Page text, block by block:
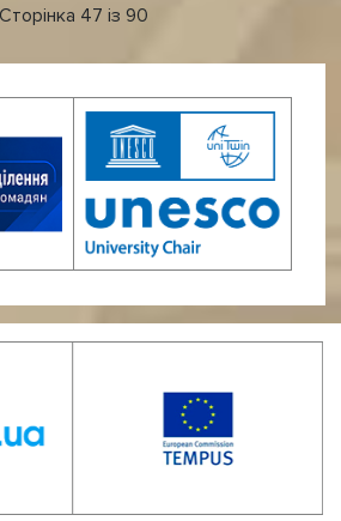
Сторінка 47 із 90